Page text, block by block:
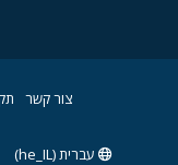
צור קשר
עברית (he_IL)